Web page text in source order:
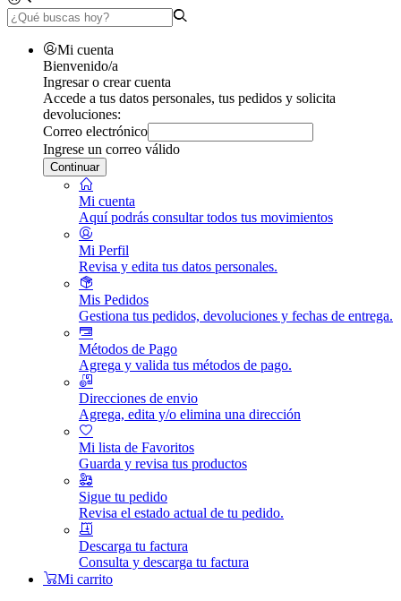
Mi cuenta
Bienvenido/a
Ingresar o crear cuenta
Accede a tus datos personales, tus pedidos y solicita
devoluciones:
Correo electrónico
Ingrese un correo válido
Continuar
Mi cuenta
Aquí podrás consultar todos tus movimientos
Mi Perfil
Revisa y edita tus datos personales.
Mis Pedidos
Gestiona tus pedidos, devoluciones y fechas de entrega.
Métodos de Pago
Agrega y valida tus métodos de pago.
Direcciones de envio
Agrega, edita y/o elimina una dirección
Mi lista de Favoritos
Guarda y revisa tus productos
Sigue tu pedido
Revisa el estado actual de tu pedido.
Descarga tu factura
Consulta y descarga tu factura
Mi carrito